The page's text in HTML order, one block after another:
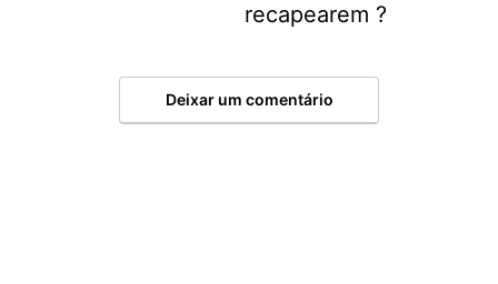
recapearem ?
Deixar um comentário